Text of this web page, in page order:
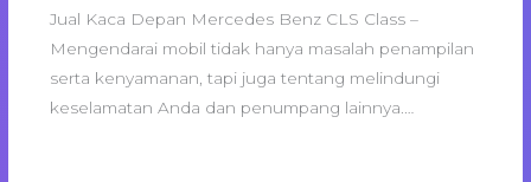
Jual Kaca Depan Mercedes Benz CLS Class –
Mengendarai mobil tidak hanya masalah penampilan
serta kenyamanan, tapi juga tentang melindungi
keselamatan Anda dan penumpang lainnya.…